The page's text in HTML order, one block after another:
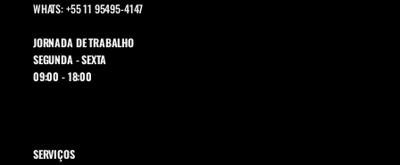
WHATS: +55 11 95495-4147
JORNADA DE TRABALHO
SEGUNDA - SEXTA
09:00 - 18:00
SERVIÇOS